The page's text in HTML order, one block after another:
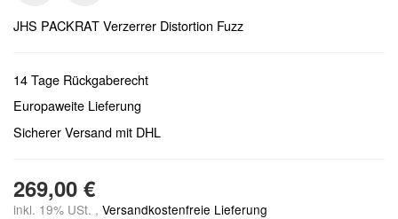
JHS PACKRAT Verzerrer Distortion Fuzz
14 Tage Rückgaberecht
Europaweite Lieferung
Sicherer Versand mit DHL
269,00 €
inkl. 19% USt. , Versandkostenfreie Lieferung